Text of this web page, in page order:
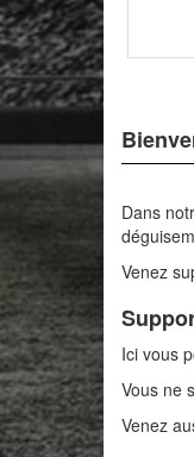
Dans
Venez
Ici vous
Vous ne
Venez